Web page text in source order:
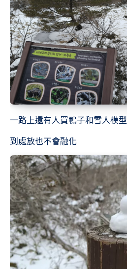
一路上還有人買鴨子和雪人模型
到處放也不會融化